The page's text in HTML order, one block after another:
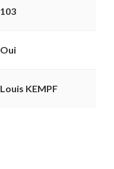
103
Oui
Louis KEMPF